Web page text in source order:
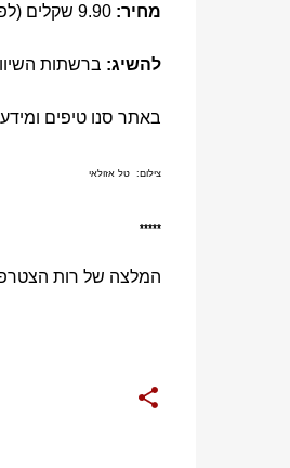
מחיר: 9.90 שקלים (לפי אתר זאפ)
להשיג: ברשתות
באתר סנו טיפים
צילום: טל אזולאי
*****
המלצה של רות